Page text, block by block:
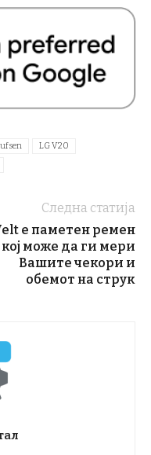
LG V20
Следна статија
е паметен ремен
кој може да ги мери
Вашите чекори и
обемот на струк